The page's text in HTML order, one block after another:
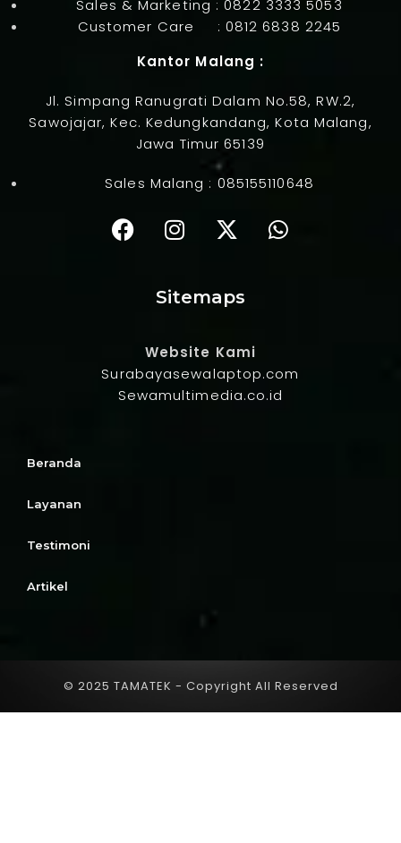
Sales & Marketing :0822 3333 5053
Customer Care : 0812 6838 2245
Kantor Malang :
Jl. Simpang Ranugrati Dalam No.58, RW.2,
Sawojajar, Kec. Kedungkandang, Kota Malang,
Jawa Timur 65139
Sales Malang : 085155110648
Sitemaps
Website Kami
Surabayasewalaptop.com
Sewamultimedia.co.id
Beranda
Layanan
Testimoni
Artikel
© 2025 TAMATEK - Copyright All Reserved